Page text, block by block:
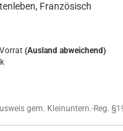
Französisch
(Ausland abweichend)
gem. Kleinuntern.-Reg.